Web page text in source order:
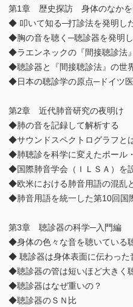
第1章 歴史探訪 身体のなかを
◆ 叩いて知る─打診法を発明し
◆胸の音を聴く─聴診器を発明し
◆ラエンネックの『間接聴診法』
◆聴診器と『間接聴診法』の世
◆日本の聴診学の原点─ドイツ
第2章 近代肺音研究の夜明け
◆肺の音を記録して解析する
◆サウンドスペクトログラフと
◆肺聴診を科学に変えたポール
◆国際肺音学会（ＩＬＳＡ）を
◆欧米における肺音用語の混乱
◆肺音用語を統一した第10回国
第3章 聴診器の科学─入門編
◆身体の色々な音を聴いている
◆ 聴診器は身体表面に伝わった
◆聴診器の管は短いほど大きく
◆聴診器はなぜ重いの？
◆聴診器のＳＮ比